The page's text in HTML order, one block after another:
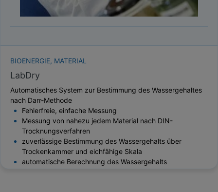
BIOENERGIE, MATERIAL
LabDry
Automatisches System zur Bestimmung des Wassergehaltes
nach Darr-Methode
Fehlerfreie, einfache Messung
Messung von nahezu jedem Material nach DIN-
Trocknungsverfahren
zuverlässige Bestimmung des Wassergehalts über
Trockenkammer und eichfähige Skala
automatische Berechnung des Wassergehalts